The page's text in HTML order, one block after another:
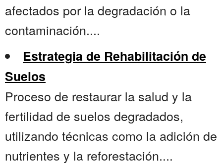
afectados por la degradación o la
contaminación....
Estrategia de Rehabilitación de
Suelos
Proceso de restaurar la salud y la
fertilidad de suelos degradados,
utilizando técnicas como la adición de
nutrientes y la reforestación....